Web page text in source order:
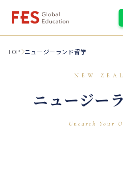
TOP ニュージーランド留学
NEW
ニュージー
Unearth Your